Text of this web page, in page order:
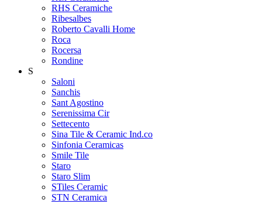
RHS Ceramiche
Ribesalbes
Roberto Cavalli Home
Roca
Rocersa
Rondine
S
Saloni
Sanchis
Sant Agostino
Serenissima Cir
Settecento
Sina Tile & Ceramic Ind.co
Sinfonia Ceramicas
Smile Tile
Staro
Staro Slim
STiles Ceramic
STN Ceramica